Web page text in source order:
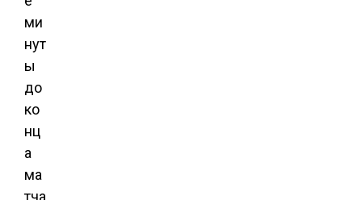
ми
нут
ы
до
ко
нц
а
ма
тча